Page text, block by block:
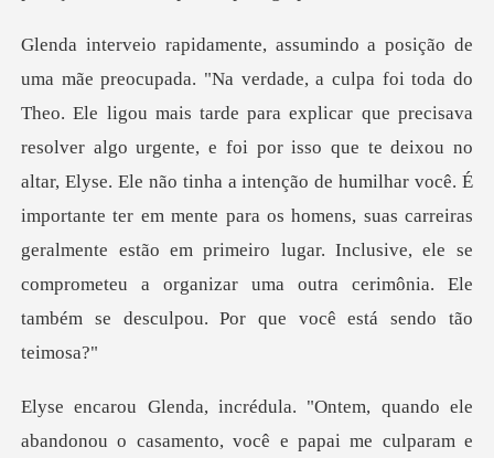
solver algo urgente, e foi por isso que te deixou no
altar, Elyse. Ele não tinha a intenção de humilhar você. É
importante ter em mente para os homens, suas carrei
andonou o casamento, você e papai me culparam e